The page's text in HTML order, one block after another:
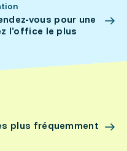
vous pour une
l’office le plus
plus fréquemment